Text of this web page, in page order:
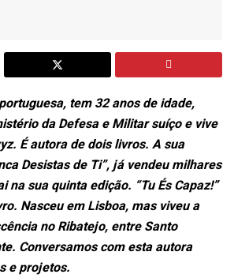
tem 32 anos de idade,
da Defesa e Militar suíço e vive
É autora de dois livros. A sua
Desistas de Ti”, já vendeu milhares
na sua quinta edição. “Tu És Capaz!”
Nasceu em Lisboa, mas viveu a
no Ribatejo, entre Santo
Conversamos com esta autora
e projetos.